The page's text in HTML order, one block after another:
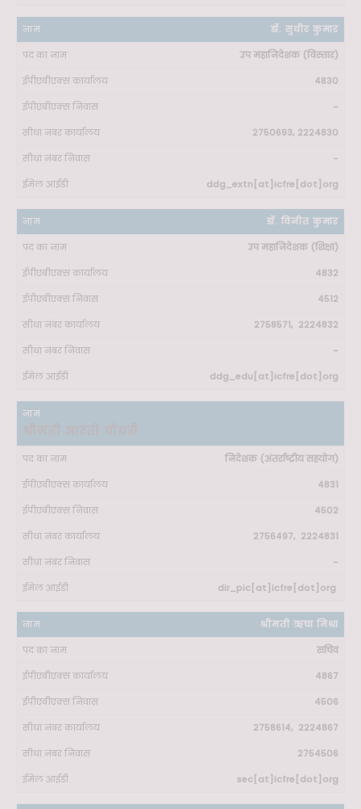
डॉ. सुधीर कुमार
उप महानिदेशक (विस्तार)
4830
-
2750693, 2224830
-
ddg_extn[at]icfre[dot]org
डॉ. विनीत कुमार
उप महानिदेशक (शिक्षा)
4832
4512
2758571, 2224832
-
ddg_edu[at]icfre[dot]org
निदेशक (अंतर्राष्ट्रीय सहयोग)
4831
4502
2756497, 2224831
-
dir_pic[at]icfre[dot]org
श्रीमती ऋचा मिश्रा
सचिव
4867
4506
2758614, 2224867
2754506
sec[at]icfre[dot]org